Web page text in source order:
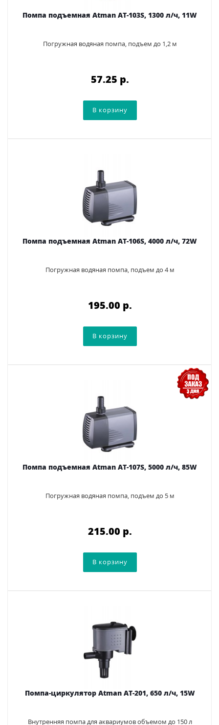
Помпа подъемная Аtman AT-103S, 1300 л/ч, 11W
Погружная водяная помпа, подъем до 1,2 м
57.25 p.
Помпа подъемная Аtman AT-106S, 4000 л/ч, 72W
Погружная водяная помпа, подъем до 4 м
195.00 p.
Помпа подъемная Аtman AT-107S, 5000 л/ч, 85W
Погружная водяная помпа, подъем до 5 м
215.00 p.
Помпа-циркулятор Аtman AT-201, 650 л/ч, 15W
Внутренняя помпа для аквариумов объемом до 150 л